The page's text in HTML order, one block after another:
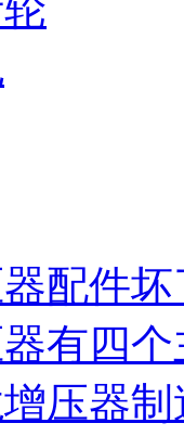
配件坏
有四个
压器